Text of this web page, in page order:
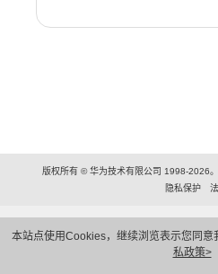
本站点使用Cookies，继续浏览表示您同意
私政策>
版权所有 © 华为技术有限公司 1998-2026
隐私保护